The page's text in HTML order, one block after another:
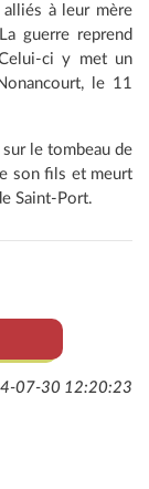
à leur mère
guerre reprend
ci y met un
le 11
le tombeau de
son fils et meurt
Saint-Port.
07-30 12:20:23